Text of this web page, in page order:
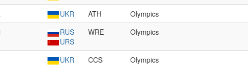
UKR ATH Olympics
RUS
URS
WRE Olympics
UKR CCS Olympics